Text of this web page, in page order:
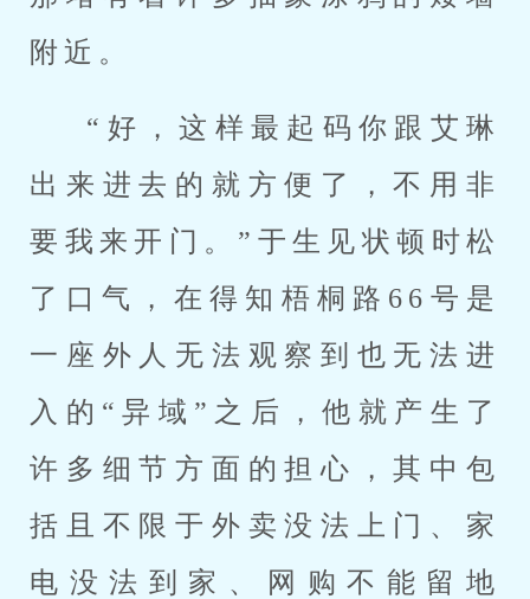
附近。
“好，这样最起码你跟艾琳
出来进去的就方便了，不用非
要我来开门。”于生见状顿时松
了口气，在得知梧桐路66号是
一座外人无法观察到也无法进
入的“异域”之后，他就产生了
许多细节方面的担心，其中包
括且不限于外卖没法上门、家
电没法到家、网购不能留地